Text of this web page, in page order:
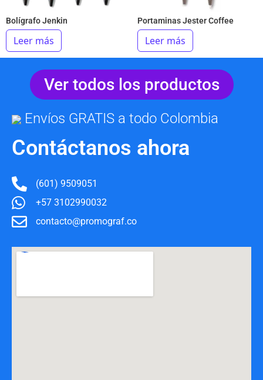
Bolígrafo Jenkin
Leer más
Portaminas Jester Coffee
Leer más
Ver todos los productos
Envíos GRATIS a todo Colombia
Contáctanos ahora
(601) 9509051
+57 3102990032
contacto@promograf.co